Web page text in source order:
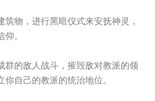
物，进行黑暗仪式来安抚神灵，
。
群的敌人战斗，摧毁敌对教派的领
自己的教派的统治地位。